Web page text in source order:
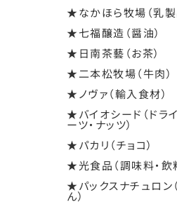
★なかほら牧場（乳製
★七福醸造（醤油）
★日南茶藝（お茶）
★二本松牧場（牛肉）
★ノヴァ（輸入食材）
★バイオシード（ドラ
ーツ・ナッツ）
★パカリ（チョコ）
★光食品（調味料・飲
★パックスナチュロン
ん）